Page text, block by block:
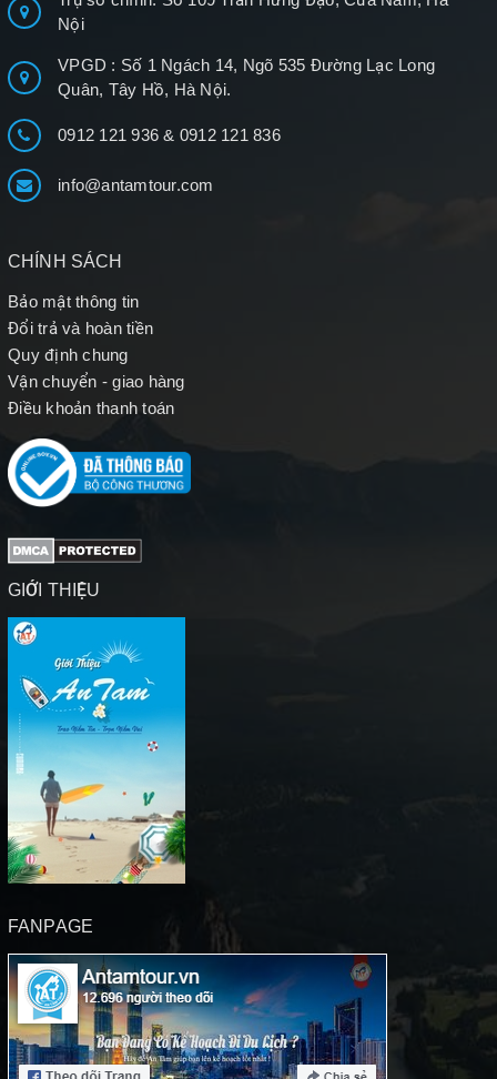
Nội
VPGD : Số 1 Ngách 14, Ngõ 535 Đường Lạc Long
Quân, Tây Hồ, Hà Nội.
0912 121 936& 0912 121 836
info@antamtour.com
CHÍNH SÁCH
Bảo mật thông tin
Đổi trả và hoàn tiền
Quy định chung
Vận chuyển - giao hàng
Điều khoản thanh toán
GIỚI THIỆU
FANPAGE